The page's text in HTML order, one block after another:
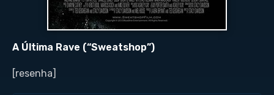
A Última Rave (“Sweatshop”)
[resenha]